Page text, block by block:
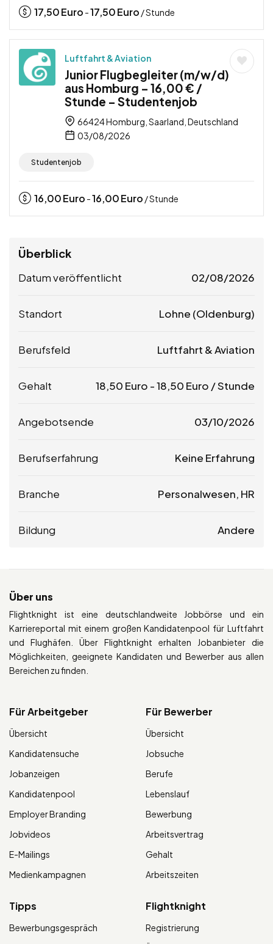
17,50Euro -17,50Euro / Stunde
Luftfahrt & Aviation
Junior Flugbegleiter (m/w/d)
aus Homburg – 16,00 € /
Stunde – Studentenjob
66424 Homburg, Saarland, Deutschland
03/08/2026
Studentenjob
16,00Euro -16,00Euro / Stunde
Überblick
Datum veröffentlicht 02/08/2026
Standort Lohne (Oldenburg)
Berufsfeld Luftfahrt & Aviation
Gehalt 18,50 Euro -18,50 Euro / Stunde
Angebotsende 03/10/2026
Berufserfahrung Keine Erfahrung
Branche Personalwesen, HR
Bildung Andere
Über uns
Flightknight ist eine deutschlandweite Jobbörse und ein
Karriereportal mit einem großen Kandidatenpool für Luftfahrt
und Flughäfen. Über Flightknight erhalten Jobanbieter die
Möglichkeiten, geeignete Kandidaten und Bewerber aus allen
Bereichen zu finden.
Für Arbeitgeber
Übersicht
Kandidatensuche
Jobanzeigen
Kandidatenpool
Employer Branding
Jobvideos
E-Mailings
Medienkampagnen
Für Bewerber
Übersicht
Jobsuche
Berufe
Lebenslauf
Bewerbung
Arbeitsvertrag
Gehalt
Arbeitszeiten
Tipps
Bewerbungsgespräch
Flightknight
Registrierung